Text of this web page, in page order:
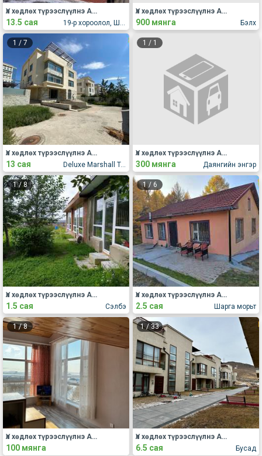
19-р хороолол, Шаравын гудамж АОС 22/11
Үл хөдлөх түрээслүүлнэ АОС, хаус, зуслан
13.5 сая Бэлх
Үл хөдлөх түрээслүүлнэ АОС, хаус, зуслан
900 мянга
1 / 7
Deluxe Marshall Town
Үл хөдлөх түрээслүүлнэ АОС, хаус, зуслан
13 сая
1 / 1
Даянгийн энгэр
Үл хөдлөх түрээслүүлнэ АОС, хаус, зуслан
300 мянга
1/8
Сэлбэ
Үл хөдлөх түрээслүүлнэ АОС, хаус, зуслан
1.5 сая
1/ 6
Шарга морьт
Үл хөдлөх түрээслүүлнэ АОС, хаус, зуслан
2.5 сая
1/8
Үл хөдлөх түрээслүүлнэ АОС, хаус, зуслан
100 мянга
1/33
Бусад
Үл хөдлөх түрээслүүлнэ АОС, хаус, зуслан
6.5 сая